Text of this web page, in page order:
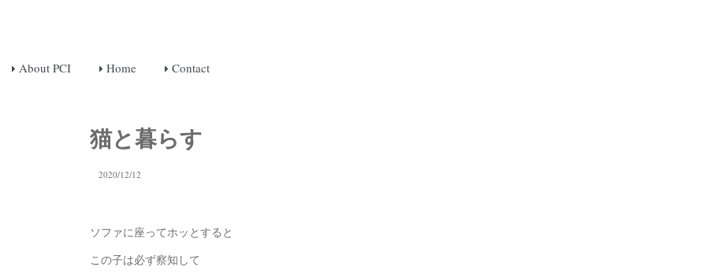
About PCI Home Contact
猫と暮らす
2020/12/12
ソファに座ってホッとすると
この子は必ず察知して